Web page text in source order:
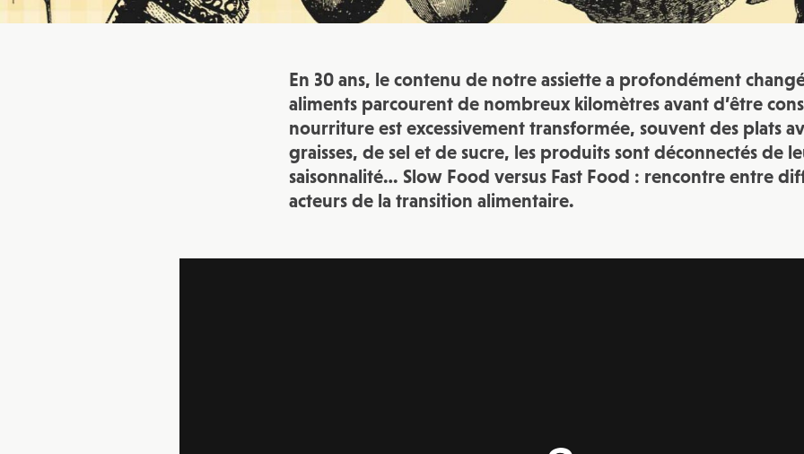
En 30 ans, le contenu de notre assiette a profondément
aliments parcourent de nombreux kilomètres avant d’être
nourriture est excessivement transformée, souvent des plats
graisses, de sel et de sucre, les produits sont déconnectés de
saisonnalité… Slow Food versus Fast Food : rencontre entre
acteurs de la transition alimentaire.